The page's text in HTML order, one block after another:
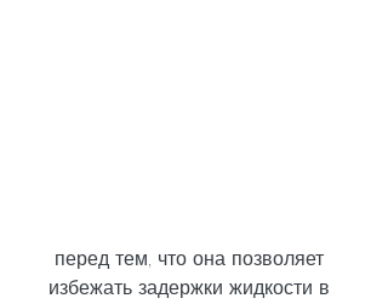
избежать задержки жидкости в